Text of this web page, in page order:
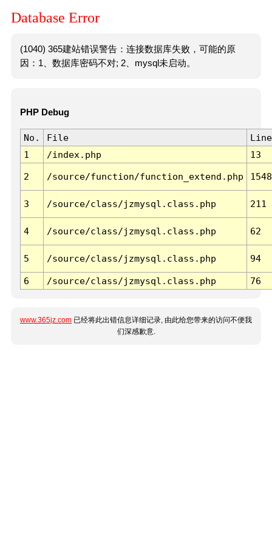
Database Error
(1040) 365建站错误警告：连接数据库失败，可能的原
因：1、数据库密码不对; 2、mysql未启动。
PHP Debug
No. File
Line
1
/index.php 13
2 /source/function/function_extend.php 1548
3 /source/class/jzmysql.class.php 211
4 /source/class/jzmysql.class.php 62
5 /source/class/jzmysql.class.php 94
6 /source/class/jzmysql.class.php 76
www.365jz.com 已经将此出错信息详细记录, 由此给您带来的访问不便我
们深感歉意.